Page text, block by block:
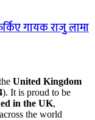
गायक राजुु लामा
United Kingdom
). It is proud to be
in the UK,
the world